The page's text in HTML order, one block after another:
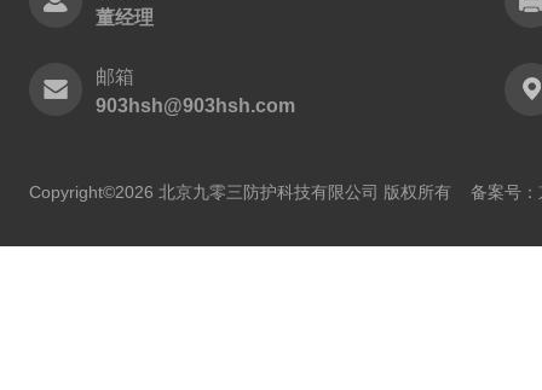
董经理
邮箱
903hsh@903hsh.com
Copyright©2026 北京九零三防护科技有限公司 版权所有 备案号